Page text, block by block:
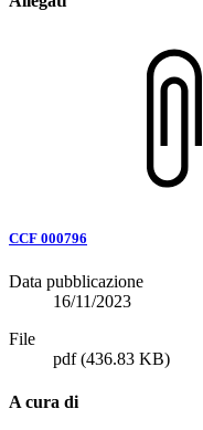
CCF 000796
Data pubblicazione
16/11/2023
File
pdf(436.83 KB)
A cura di